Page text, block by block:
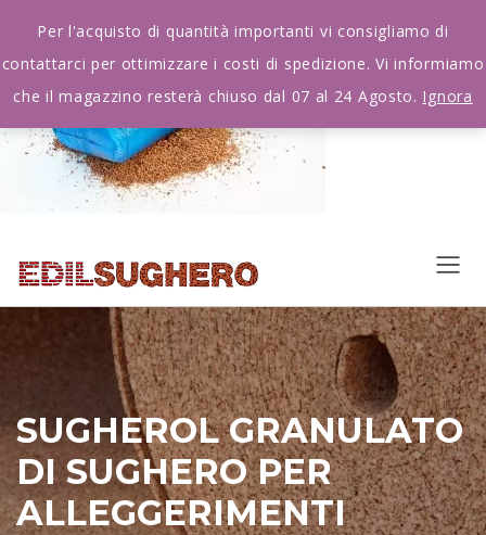
SUGHEROL GRANULATO
DI SUGHERO PER
ALLEGGERIMENTI
Per l'acquisto di quantità importanti vi consigliamo di
contattarci per ottimizzare i costi di spedizione. Vi informiamo
che il magazzino resterà chiuso dal 07 al 24 Agosto. Ignora